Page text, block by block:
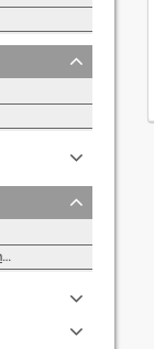
1
Escuela Nacional de Jurisprudencia